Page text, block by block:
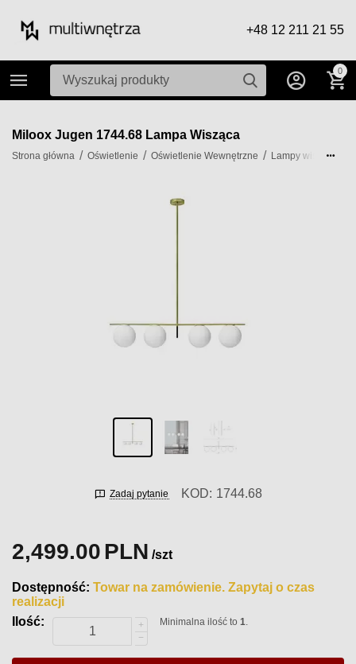
+48 12 211 21 55
0
Miloox Jugen 1744.68 Lampa Wisząca
Strona główna / Oświetlenie / Oświetlenie Wewnętrzne / Lampy wiszące
Zadaj pytanie KOD: 1744.68
2,499.00PLN /szt
Dostępność: Towar na zamówienie. Zapytaj o czas
realizacji
Ilość:
+
−
Minimalna ilość to1.